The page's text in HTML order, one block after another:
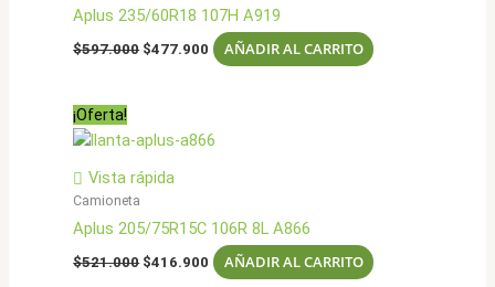
Aplus 235/60R18 107H A919
$597.000 El
$477.900 El
precio
AÑADIR AL CARRITO
¡Oferta!
Vista rápida
Camioneta
Aplus 205/75R15C 106R 8L A866
$521.000 El
$416.900 El
precio
AÑADIR AL CARRITO